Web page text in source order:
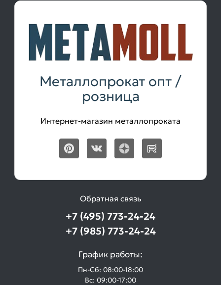
Металлопрокат опт /
розница
Интернет-магазин металлопроката
Обратная связь
+7 (495) 773-24-24
+7 (985) 773-24-24
График работы:
Пн-Сб: 08:00-18:00
Вс: 09:00-17:00